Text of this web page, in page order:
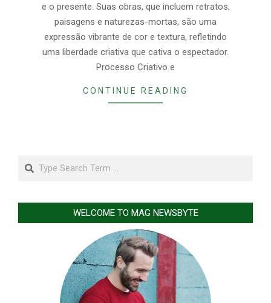
e o presente. Suas obras, que incluem retratos,
paisagens e naturezas-mortas, são uma
expressão vibrante de cor e textura, refletindo
uma liberdade criativa que cativa o espectador.
Processo Criativo e
CONTINUE READING
Search
WELCOME TO MAG NEWSBYTE